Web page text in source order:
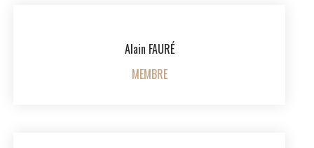
Alain FAURÉ
MEMBRE